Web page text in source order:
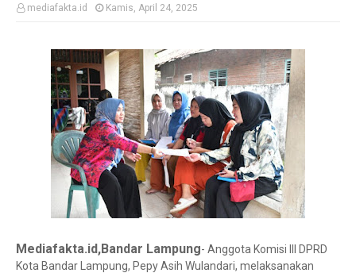
mediafakta.id Kamis, April 24, 2025
Mediafakta.id,Bandar Lampung- Anggota Komisi III DPRD
Kota Bandar Lampung, Pepy Asih Wulandari, melaksanakan